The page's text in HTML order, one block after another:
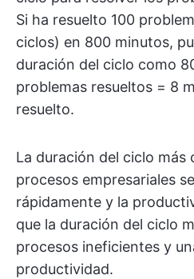
Si ha resuelto 100
ciclos) en 800 minutos,
duración del ciclo como
problemas resueltos = 8
resuelto.
La duración del ciclo
procesos empresariales
rápidamente y la
que la duración del ciclo
procesos ineficientes y
productividad.